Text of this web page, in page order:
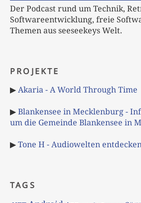
Der Podcast rund um Technik,
Softwareentwicklung, freie
Themen aus seeseekeys Welt.
PROJEKTE
▶Akaria - A World Through Time
▶Blankensee in Mecklenburg -
um die Gemeinde Blankensee in
▶Tone H - Audiowelten
TAGS